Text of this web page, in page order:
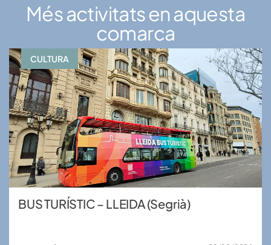
Més activitats en aquesta
comarca
CULTURA
BUS TURÍSTIC – LLEIDA (Segrià)